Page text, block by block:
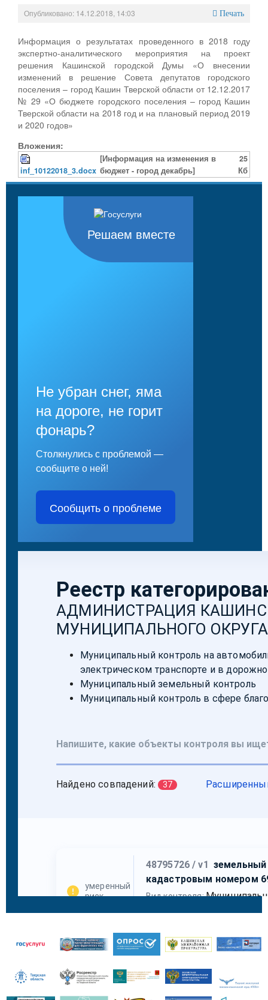
Опубликовано: 14.12.2018, 14:03 Печать
Информация о результатах проведенного в 2018 году
экспертно-аналитического мероприятия на проект
решения Кашинской городской Думы «О внесении
изменений в решение Совета депутатов городского
поселения – город Кашин Тверской области от 12.12.2017
№ 29 «О бюджете городского поселения – город Кашин
Тверской области на 2018 год и на плановый период 2019
и 2020 годов»
Вложения:
inf_10122018_3.docx
[Информация на изменения в
бюджет - город декабрь]
25
Кб
Решаем вместе
Не убран снег, яма
на дороге, не горит
фонарь?
Столкнулись с проблемой —
сообщите о ней!
Сообщить о проблеме